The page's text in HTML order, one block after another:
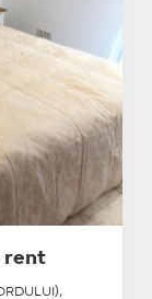
rent